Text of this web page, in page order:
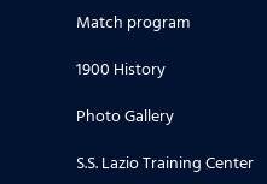
Match program
1900 History
Photo Gallery
S.S. Lazio Training Center